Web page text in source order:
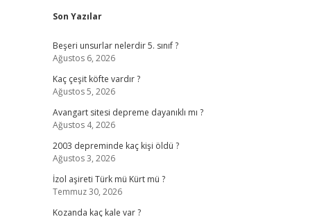
Sidebar
Son Yazılar
Beşeri unsurlar nelerdir 5. sınıf ?
Ağustos 6, 2026
Kaç çeşit köfte vardır ?
Ağustos 5, 2026
Avangart sitesi depreme dayanıklı mı ?
Ağustos 4, 2026
2003 depreminde kaç kişi öldü ?
Ağustos 3, 2026
İzol aşireti Türk mü Kürt mü ?
Temmuz 30, 2026
Kozanda kaç kale var ?